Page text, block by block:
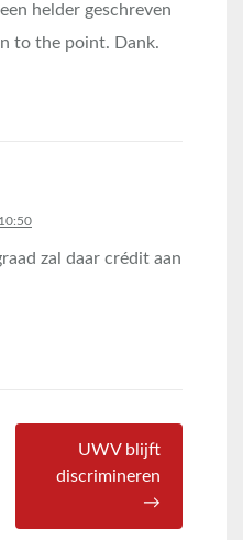
helder geschreven
to the point. Dank.
zal daar crédit aan
UWV blijft
discrimineren
→